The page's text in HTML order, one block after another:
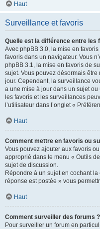
Haut
Surveillance et favoris
Quelle est la différence entre les
Avec phpBB 3.0, la mise en
favoris dans un navigateur. Vous
phpBB 3.1, la mise en favoris de
sujet. Vous pouvez désormais
jour. Cependant, la surveillance
a une mise à jour dans un sujet
les favoris et les surveillances
l’utilisateur dans l’onglet «
Haut
Comment mettre en favoris ou
Vous pouvez ajouter aux favoris
approprié dans le menu « Outils
sujet de discussion.
Répondre à un sujet en cochant la
réponse est postée » vous
Haut
Comment surveiller des forums ?
Pour surveiller un forum en